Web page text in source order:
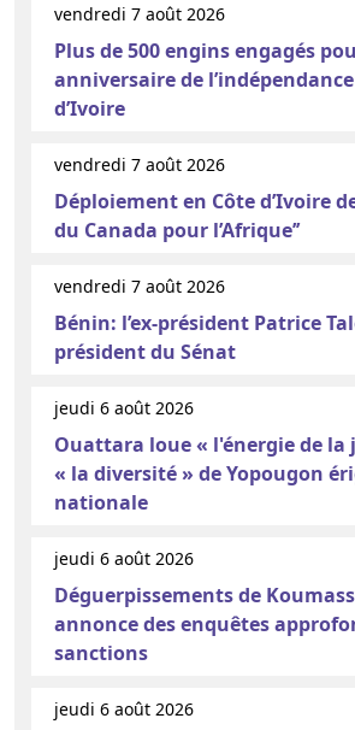
vendredi 7 août 2026
Plus de 500 engins engagés
anniversaire de
d’Ivoire
vendredi 7 août 2026
Déploiement en Côte d’Ivoire
du Canada pour l’Afrique’’
vendredi 7 août 2026
Bénin: l’ex-président Patrice
président du Sénat
jeudi 6 août 2026
Ouattara loue « l'énergie de la
« la diversité » de Yopougon
nationale
jeudi 6 août 2026
Déguerpissements de
annonce des enquêtes
sanctions
jeudi 6 août 2026